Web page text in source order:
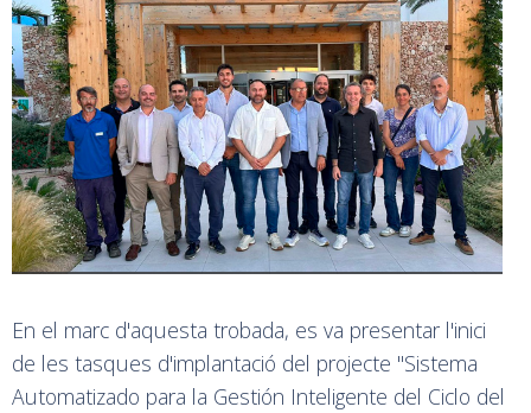
En el marc d'aquesta trobada, es va presentar l'inici
de les tasques d'implantació del projecte "Sistema
Automatizado para la Gestión Inteligente del Ciclo del